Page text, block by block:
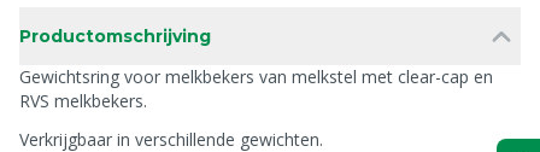
Productomschrijving
Gewichtsring voor melkbekers van melkstel met clear-cap en
RVS melkbekers.
Verkrijgbaar in verschillende gewichten.